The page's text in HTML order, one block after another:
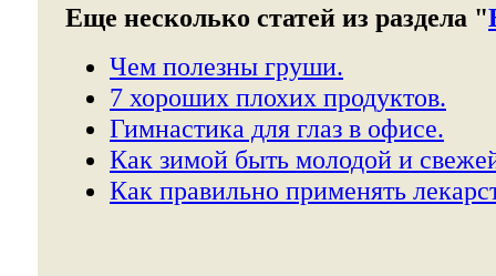
Еще несколько статей из раздела "
Чем полезны груши.
7 хороших плохих продуктов.
Гимнастика для глаз в офисе.
Как зимой быть молодой и
Как правильно применять